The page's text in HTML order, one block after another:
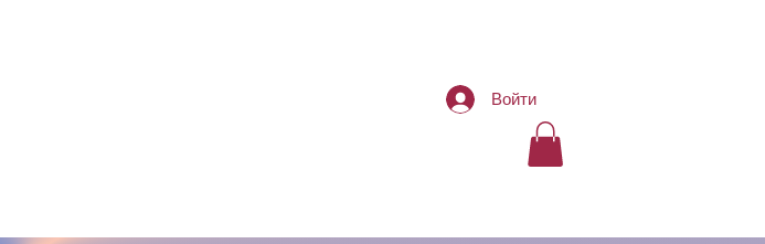
Войти